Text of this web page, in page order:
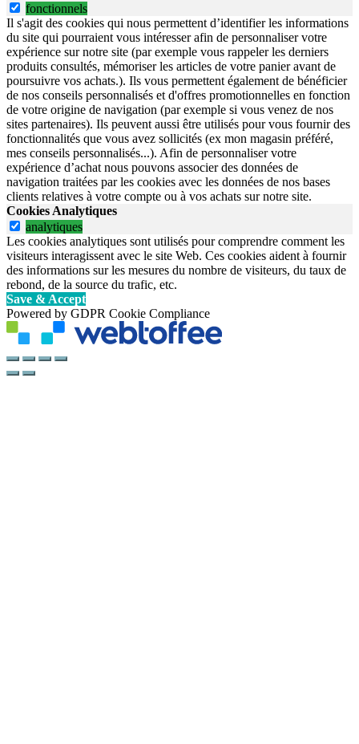
fonctionnels
Il s'agit des cookies qui nous permettent d’identifier les informations
du site qui pourraient vous intéresser afin de personnaliser votre
expérience sur notre site (par exemple vous rappeler les derniers
produits consultés, mémoriser les articles de votre panier avant de
poursuivre vos achats.). Ils vous permettent également de bénéficier
de nos conseils personnalisés et d'offres promotionnelles en fonction
de votre origine de navigation (par exemple si vous venez de nos
sites partenaires). Ils peuvent aussi être utilisés pour vous fournir des
fonctionnalités que vous avez sollicités (ex mon magasin préféré,
mes conseils personnalisés...). Afin de personnaliser votre
expérience d’achat nous pouvons associer des données de
navigation traitées par les cookies avec les données de nos bases
clients relatives à votre compte ou à vos achats sur notre site.
Cookies Analytiques
analytiques
Les cookies analytiques sont utilisés pour comprendre comment les
visiteurs interagissent avec le site Web. Ces cookies aident à fournir
des informations sur les mesures du nombre de visiteurs, du taux de
rebond, de la source du trafic, etc.
Save & Accept
Powered by GDPR Cookie Compliance